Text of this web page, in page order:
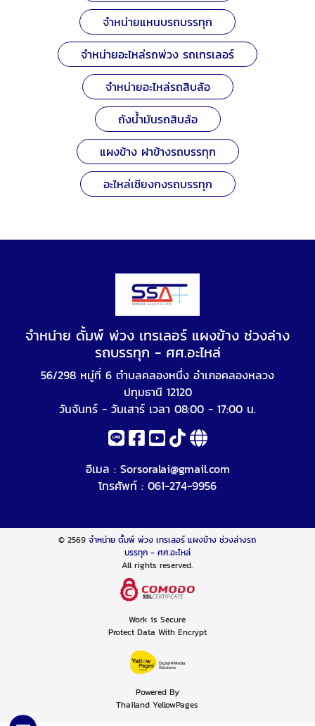
จำหน่ายแหนบรถบรรทุก
จำหน่ายอะไหล่รถพ่วง รถเทรเลอร์
จำหน่ายอะไหล่รถสิบล้อ
ถังน้ำมันรถสิบล้อ
แผงข้าง ฝาข้างรถบรรทุก
อะไหล่เซียงกงรถบรรทุก
จำหน่าย ดั้มพ์ พ่วง เทรเลอร์ แผงข้าง ช่วงล่าง
รถบรรทุก - ศศ.อะไหล่
56/298 หมู่ที่ 6 ตำบลคลองหนึ่ง อำเภอคลองหลวง
ปทุมธานี 12120
วันจันทร์ - วันเสาร์ เวลา 08:00 - 17:00 น.
อีเมล : Sorsoralai@gmail.com
โทรศัพท์ : 061-274-9956
© 2569จำหน่าย ดั้มพ์ พ่วง เทรเลอร์ แผงข้าง ช่วงล่างรถ
บรรทุก - ศศ.อะไหล่
All rights reserved.
Work is Secure
Protect Data With Encrypt
Powered By
Thailand YellowPages